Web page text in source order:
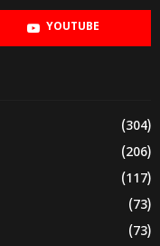
YOUTUBE
(304)
(206)
(117)
(73)
(73)